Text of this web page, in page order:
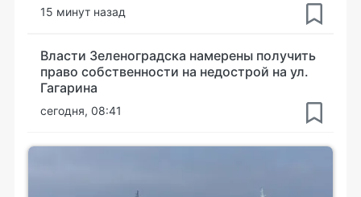
15 минут назад
Власти Зеленоградска намерены получить
право собственности на недострой на ул.
Гагарина
сегодня, 08:41